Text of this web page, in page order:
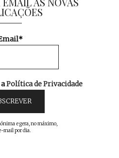
Política de Privacidade
e gera, no máximo,
mail por dia.